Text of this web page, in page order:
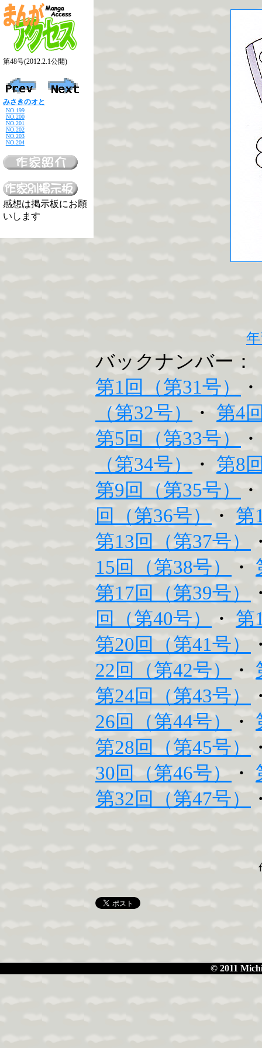
第48号(2012.2.1公開)
みさきのオと
NO.199
NO.200
NO.201
NO.202
NO.203
NO.204
感想は掲示板にお願
いします
バックナンバー：
第1回（第31号）
（第32号）
・ 第4
第5回（第33号）
（第34号）
・ 第8
第9回（第35号）
回（第36号）
・ 第
第13回（第37号）
15回（第38号）
・
第17回（第39号）
回（第40号）
・ 第
第20回（第41号）
22回（第42号）
・
第24回（第43号）
26回（第44号）
・
第28回（第45号）
30回（第46号）
・
第32回（第47号）
© 2011